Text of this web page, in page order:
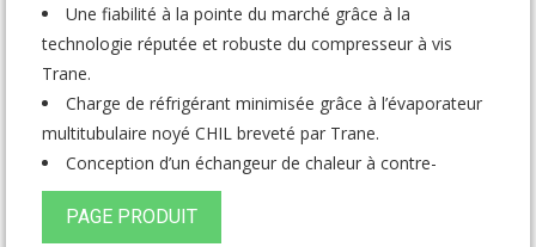
Une fiabilité à la pointe du marché grâce à la
technologie réputée et robuste du compresseur à vis
Trane.
Charge de réfrigérant minimisée grâce à l’évaporateur
multitubulaire noyé CHIL breveté par Trane.
Conception d’un échangeur de chaleur à contre-
courant de série
PAGE PRODUIT